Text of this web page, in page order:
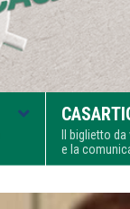
Il biglietto
e la